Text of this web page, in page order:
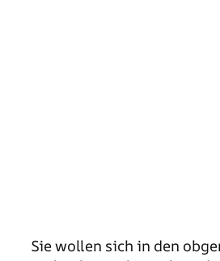
Sie wollen sich in den